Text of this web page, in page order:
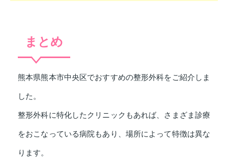
まとめ
熊本県熊本市中央区でおすすめの整形外科をご紹介しま
した。
整形外科に特化したクリニックもあれば、さまざま診療
をおこなっている病院もあり、場所によって特徴は異な
ります。